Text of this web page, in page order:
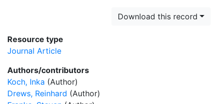
Download this record
Resource type
Journal Article
Authors/contributors
Koch, Inka (Author)
Drews, Reinhard (Author)